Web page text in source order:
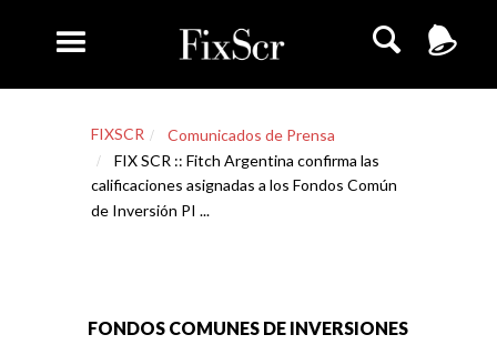
FIXSCR
Comunicados de Prensa
FIX SCR :: Fitch Argentina confirma las
calificaciones asignadas a los Fondos Común
de Inversión PI ...
FONDOS COMUNES DE INVERSIONES